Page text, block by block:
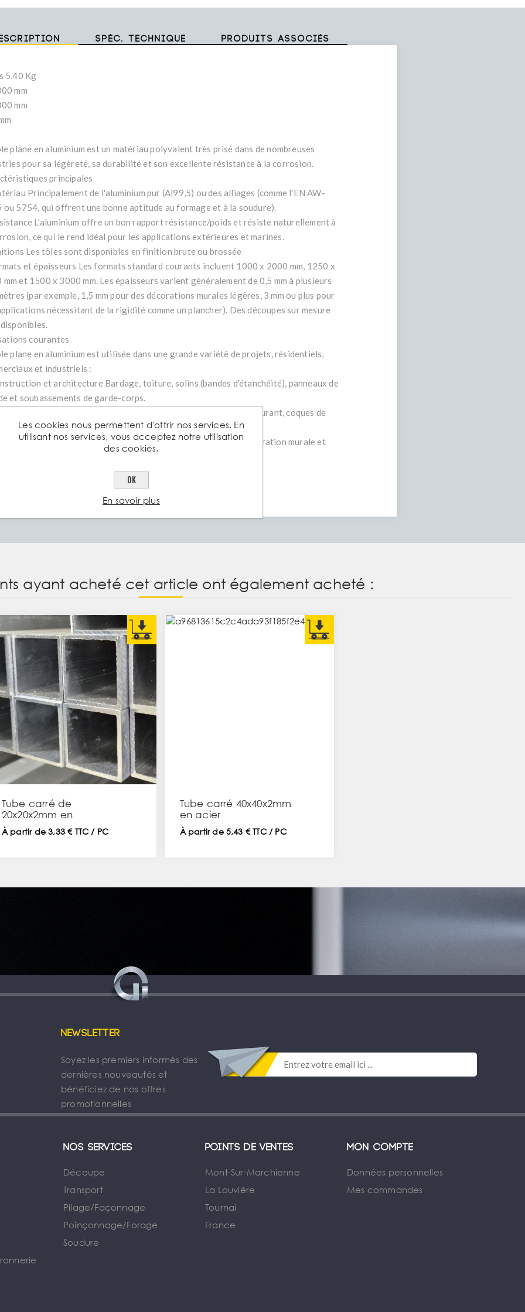
Spéc. technique Produits associés
5,40 Kg
mm
mm
plane en aluminium est un matériau polyvalent très prisé dans de nombreuses
pour sa légèreté, sa durabilité et son excellente résistance à la corrosion.
principales
Principalement de l'aluminium pur (Al99,5) ou des alliages (comme l'EN AW-
ou 5754, qui offrent une bonne aptitude au formage et à la soudure).
L'aluminium offre un bon rapport résistance/poids et résiste naturellement à
ce qui le rend idéal pour les applications extérieures et marines.
Les tôles sont disponibles en finition brute ou brossée
et épaisseurs Les formats standard courants incluent 1000 x 2000 mm, 1250 x
mm et 1500 x 3000 mm. Les épaisseurs varient généralement de 0,5 mm à plusieurs
(par exemple, 1,5 mm pour des décorations murales légères, 3 mm ou plus pour
nécessitant de la rigidité comme un plancher). Des découpes sur mesure
courantes
plane en aluminium est utilisée dans une grande variété de projets, résidentiels,
et industriels :
et architecture Bardage, toiture, solins (bandes d'étanchéité), panneaux de
et soubassements de garde-corps.
Construction de véhicules (carrosseries, réservoirs de carburant, coques de
pièces d'aéronefs et échangeurs de chaleur.
et signalétique Enseignes, présentoirs, éléments de décoration murale et
intérieur/extérieur.
ayant acheté cet article ont également acheté :
Tube carré de
20x20x2mm en
aluminium
À partir de 3,33 € TTC / PC
Tube carré 40x40x2mm
en acier
À partir de 5,43 € TTC / PC
Newsletter
Soyez les premiers informés des
dernières nouveautés et
bénéficiez de nos offres
promotionnelles
Nos services
Découpe
Transport
Pilage/Façonnage
Poinçonnage/Forage
Soudure
Points de ventes
Mont-Sur-Marchienne
La Louvière
Tournai
France
Mon compte
Données personnelles
Mes commandes
Les cookies nous permettent d'offrir nos services. En
utilisant nos services, vous acceptez notre utilisation
des cookies.
OK
En savoir plus